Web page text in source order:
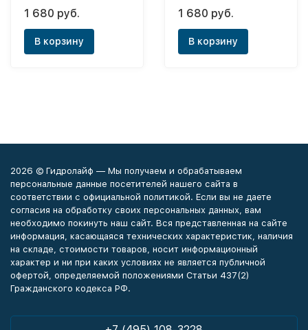
1 680 руб.
В корзину
1 680 руб.
В корзину
2026 © Гидролайф — Мы получаем и обрабатываем
персональные данные посетителей нашего сайта в
соответствии с официальной политикой. Если вы не даете
согласия на обработку своих персональных данных, вам
необходимо покинуть наш сайт. Вся представленная на сайте
информация, касающаяся технических характеристик, наличия
на складе, стоимости товаров, носит информационный
характер и ни при каких условиях не является публичной
офертой, определяемой положениями Статьи 437(2)
Гражданского кодекса РФ.